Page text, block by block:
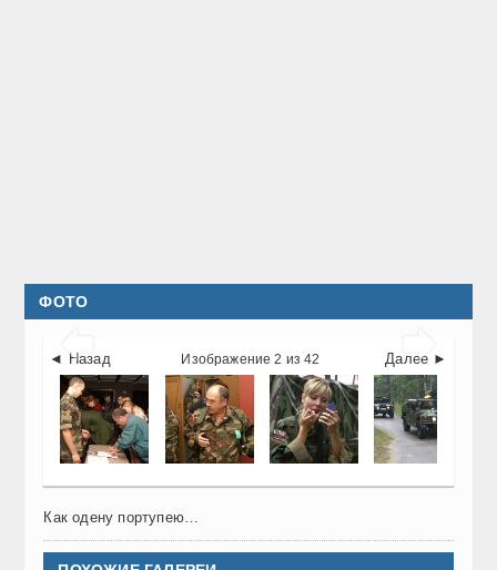
ФОТО
 
◄ Назад Далее ►
Изображение 2 из 42
Как одену портупею…